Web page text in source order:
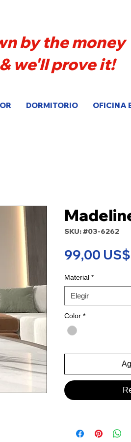
by the money
we'll prove it!
DORMITORIO OFICINA
SKU: #03-6262
99,00 US$
Material *
Elegir
Color *